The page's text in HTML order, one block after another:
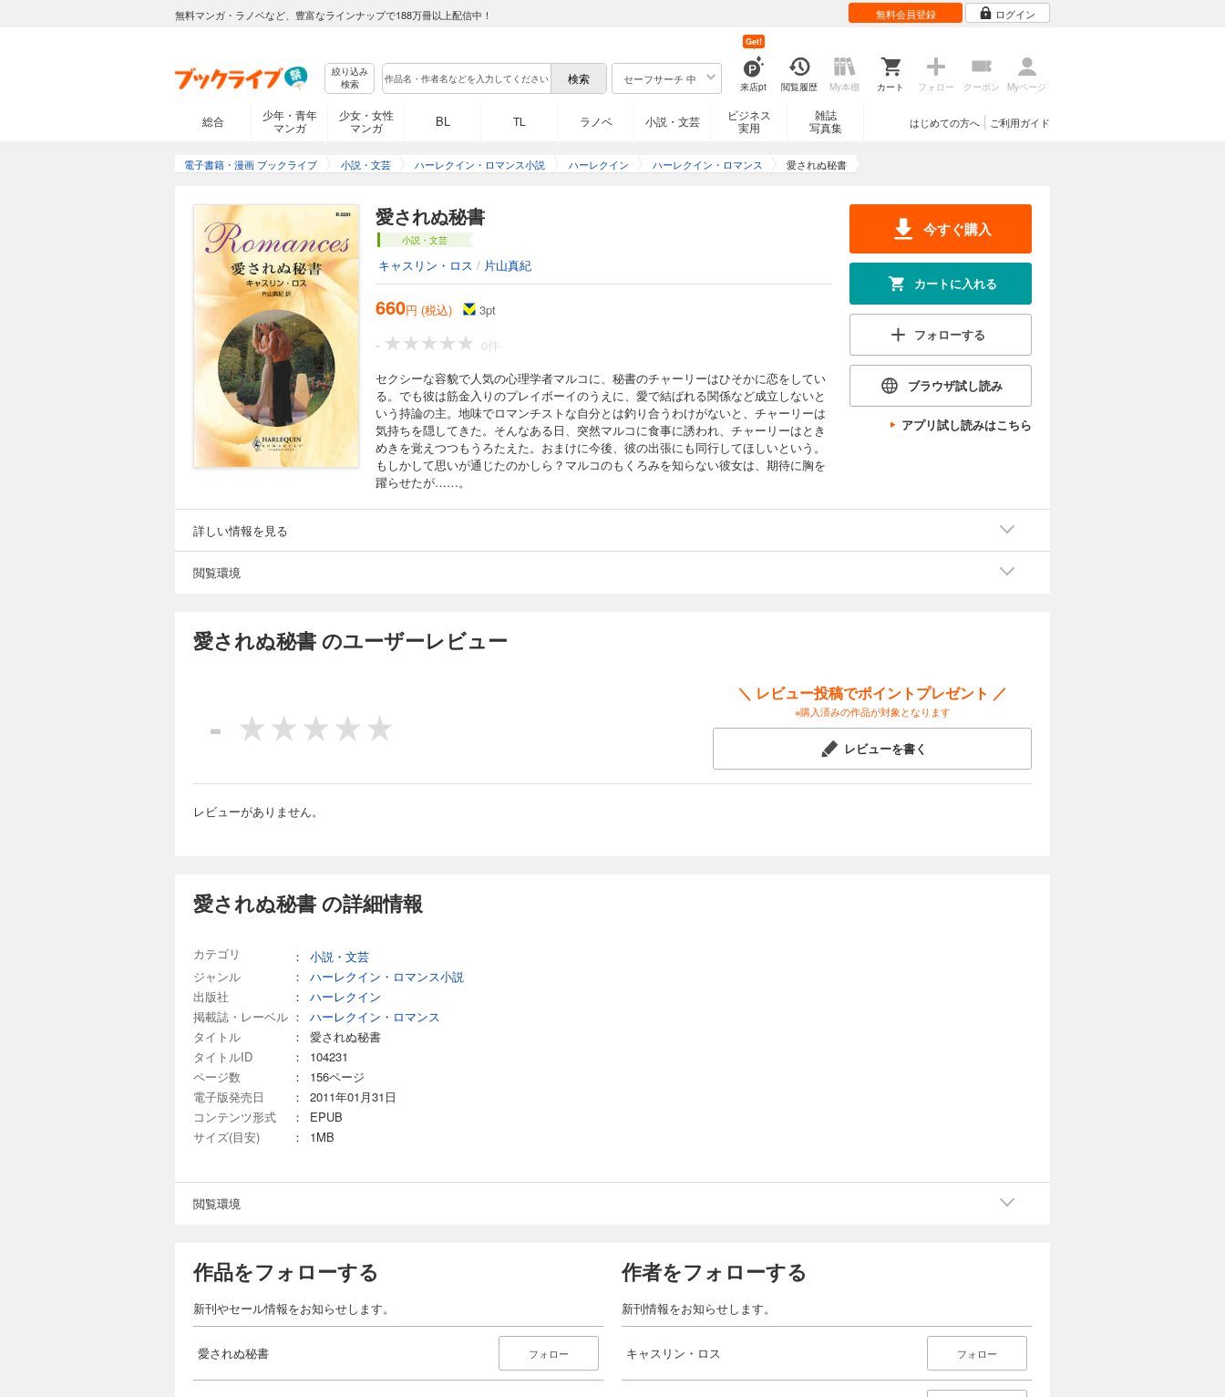
無料マンガ・ラノベなど、豊富なラインナップで188万冊以上配信中！ 無料会員登録 ログイン
絞り込み
検索
セーフサーチ 中
来店pt
Get!
閲覧履歴 My本棚 カート フォロー クーポン Myページ
総合
少年・青年
マンガ
少女・女性
マンガ
BL TL ラノベ 小説・文芸
ビジネス
実用
雑誌
写真集
ご利用ガイド
はじめての方へ
電子書籍・漫画 ブックライブ 小説・文芸 ハーレクイン・ロマンス小説 ハーレクイン ハーレクイン・ロマンス 愛されぬ秘書
愛されぬ秘書
小説・文芸
キャスリン・ロス / 片山真紀
660円 (税込) 3pt
-
0件
セクシーな容貌で人気の心理学者マルコに、秘書のチャーリーはひそかに恋をしてい
る。でも彼は筋金入りのプレイボーイのうえに、愛で結ばれる関係など成立しないと
いう持論の主。地味でロマンチストな自分とは釣り合うわけがないと、チャーリーは
気持ちを隠してきた。そんなある日、突然マルコに食事に誘われ、チャーリーはとき
めきを覚えつつもうろたえた。おまけに今後、彼の出張にも同行してほしいという。
もしかして思いが通じたのかしら？マルコのもくろみを知らない彼女は、期待に胸を
躍らせたが……。
今すぐ購入
カートに入れる
フォローする
ブラウザ試し読み
アプリ試し読みはこちら
詳しい情報を見る
閲覧環境
愛されぬ秘書 のユーザーレビュー
-
＼ レビュー投稿でポイントプレゼント ／
※購入済みの作品が対象となります
レビューを書く
レビューがありません。
愛されぬ秘書 の詳細情報
カテゴリ ：
小説・文芸
ジャンル
：
ハーレクイン・ロマンス小説
出版社
：
ハーレクイン
掲載誌・レーベル ：
ハーレクイン・ロマンス
タイトル
：
愛されぬ秘書
タイトルID
：
104231
ページ数
：
156ページ
電子版発売日
：
2011年01月31日
コンテンツ形式
：
EPUB
サイズ(目安)
： 1MB
閲覧環境
作品をフォローする
新刊やセール情報をお知らせします。
愛されぬ秘書 フォロー
作者をフォローする
新刊情報をお知らせします。
キャスリン・ロス フォロー